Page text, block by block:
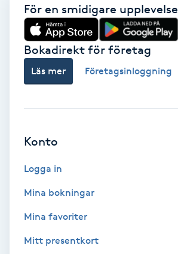
Frekvensterapi
Friskvård
Friskvårdsmassage
Föning
För en smidigare upplevelse
Bokadirekt för företag
Läs mer Företagsinloggning
Konto
Logga in
Mina bokningar
Mina favoriter
Mitt presentkort